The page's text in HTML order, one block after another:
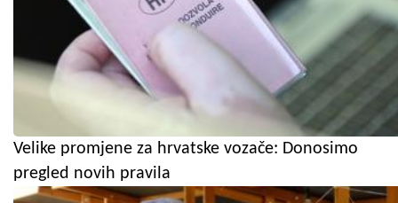
Velike promjene za hrvatske vozače: Donosimo
pregled novih pravila